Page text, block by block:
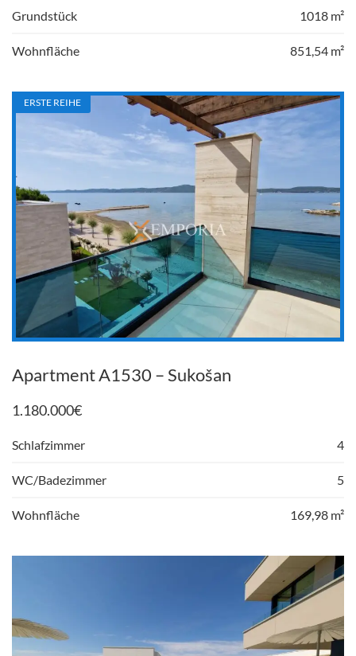
Grundstück 1018 m²
Wohnfläche 851,54 m²
ERSTE REIHE
Apartment A1530 – Sukošan
1.180.000€
Schlafzimmer 4
WC/Badezimmer 5
Wohnfläche 169,98 m²